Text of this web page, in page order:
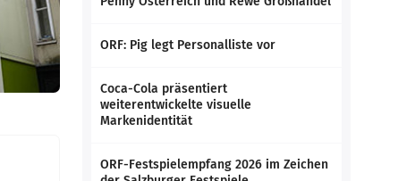
ORF: Pig legt Personalliste vor
Coca-Cola präsentiert
weiterentwickelte visuelle
Markenidentität
ORF-Festspielempfang 2026 im Zeichen